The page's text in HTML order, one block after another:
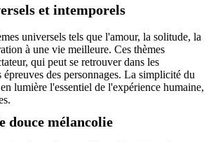
et intemporels
universels tels que l'amour, la solitude, la
à une vie meilleure. Ces thèmes
qui peut se retrouver dans les
épreuves des personnages. La simplicité du
lumière l'essentiel de l'expérience humaine,
douce mélancolie